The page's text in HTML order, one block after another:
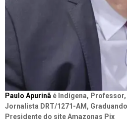
Paulo Apurinã é Indígena,
Jornalista DRT/1271-AM,
Presidente do site Amazonas Pix